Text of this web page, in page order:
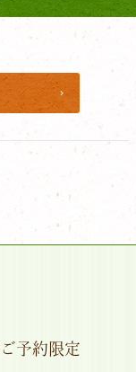
予約限定